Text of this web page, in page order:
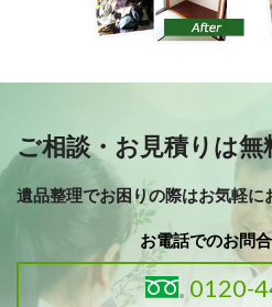
ご相談・お見積りは無
遺品整理でお困りの際はお気軽に
お電話でのお問
0120-